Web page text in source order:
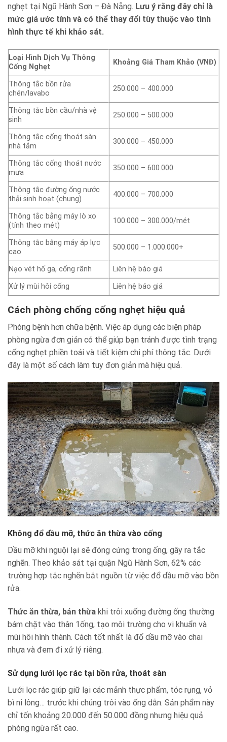
nghẹt tại Ngũ Hành Sơn – Đà Nẵng. Lưu ý rằng đây chỉ là
mức giá ước tính và có thể thay đổi tùy thuộc vào tình
hình thực tế khi khảo sát.
Loại Hình Dịch Vụ Thông
Cống Nghẹt
Khoảng Giá Tham Khảo (VNĐ)
Thông tắc bồn rửa
chén/lavabo
250.000 – 400.000
Thông tắc bồn cầu/nhà vệ
sinh
250.000 – 500.000
Thông tắc cống thoát sàn
nhà tắm
300.000 – 450.000
Thông tắc cống thoát nước
mưa
350.000 – 600.000
Thông tắc đường ống nước
thải sinh hoạt (chung)
400.000 – 700.000
Thông tắc bằng máy lò xo
(tính theo mét)
100.000 – 300.000/mét
Thông tắc bằng máy áp lực
cao
500.000 – 1.000.000+
Nạo vét hố ga, cống rãnh
Liên hệ báo giá
Xử lý mùi hôi cống
Liên hệ báo giá
Cách phòng chống cống nghẹt hiệu quả
Phòng bệnh hơn chữa bệnh. Việc áp dụng các biện pháp
phòng ngừa đơn giản có thể giúp bạn tránh được tình trạng
cống nghẹt phiền toái và tiết kiệm chi phí thông tắc. Dưới
đây là một số cách làm tuy đơn giản mà hiệu quả.
Không đổ dầu mỡ, thức ăn thừa vào cống
Dầu mỡ khi nguội lại sẽ đóng cứng trong ống, gây ra tắc
nghẽn. Theo khảo sát tại quận Ngũ Hành Sơn, 62% các
trường hợp tắc nghẽn bắt nguồn từ việc đổ dầu mỡ vào bồn
rửa.
Thức ăn thừa, bản thừa khi trôi xuống đường ống thường
bám chặt vào thân 1ống, tạo môi trường cho vi khuẩn và
mùi hôi hình thành. Cách tốt nhất là đổ dầu mỡ vào chai
nhựa và đem đi xử lý riêng.
Sử dụng lưới lọc rác tại bồn rửa, thoát sàn
Lưới lọc rác giúp giữ lại các mảnh thực phẩm, tóc rụng, vỏ
bì ni lông… trước khi chúng trôi vào ống dẫn. Sản phẩm này
chỉ tốn khoảng 20.000 đến 50.000 đồng nhưng hiệu quả
phòng ngừa rất cao.